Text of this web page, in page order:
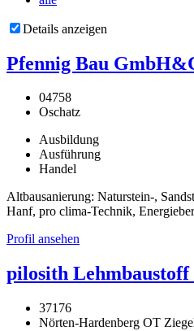
Details anzeigen
Pfennig Bau
04758
Oschatz
Ausbildung
Ausführung
Handel
Altbausanierung: Naturstein-,
Hanf, pro clima-Technik,
Profil ansehen
pilosith
37176
Nörten-Hardenberg OT